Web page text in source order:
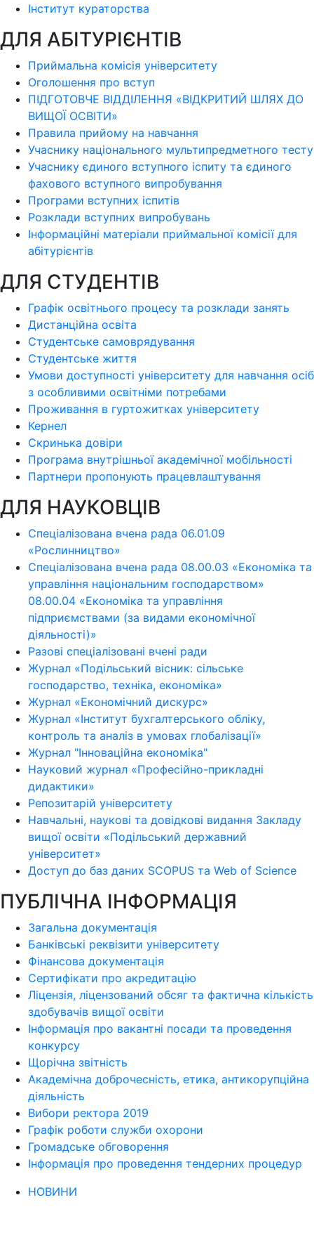
Інститут кураторства
ДЛЯ АБІТУРІЄНТІВ
Приймальна комісія університету
Оголошення про вступ
ПІДГОТОВЧЕ ВІДДІЛЕННЯ «ВІДКРИТИЙ ШЛЯХ ДО
ВИЩОЇ ОСВІТИ»
Правила прийому на навчання
Учаснику національного мультипредметного тесту
Учаснику єдиного вступного іспиту та єдиного
фахового вступного випробування
Програми вступних іспитів
Розклади вступних випробувань
Інформаційні матеріали приймальної комісії для
абітурієнтів
ДЛЯ СТУДЕНТІВ
Графік освітнього процесу та розклади занять
Дистанційна освіта
Студентське самоврядування
Студентське життя
Умови доступності університету для навчання осіб
з особливими освітніми потребами
Проживання в гуртожитках університету
Кернел
Скринька довіри
Програма внутрішньої академічної мобільності
Партнери пропонують працевлаштування
ДЛЯ НАУКОВЦІВ
Спеціалізована вчена рада 06.01.09
«Рослинництво»
Спеціалізована вчена рада 08.00.03 «Економіка та
управління національним господарством»
08.00.04 «Економіка та управління
підприємствами (за видами економічної
діяльності)»
Разові спеціалізовані вчені ради
Журнал «Подільський вісник: сільське
господарство, техніка, економіка»
Журнал «Економічний дискурс»
Журнал «Інститут бухгалтерського обліку,
контроль та аналіз в умовах глобалізації»
Журнал "Інноваційна економіка"
Науковий журнал «Професійно-прикладні
дидактики»
Репозитарій університету
Навчальні, наукові та довідкові видання Закладу
вищої освіти «Подільський державний
університет»
Доступ до баз даних SCOPUS та Web of Science
ПУБЛІЧНА ІНФОРМАЦІЯ
Загальна документація
Банківські реквізити університету
Фінансова документація
Сертифікати про акредитацію
Ліцензія, ліцензований обсяг та фактична кількість
здобувачів вищої освіти
Інформація про вакантні посади та проведення
конкурсу
Щорічна звітність
Академічна доброчесність, етика, антикорупційна
діяльність
Вибори ректора 2019
Графік роботи служби охорони
Громадське обговорення
Інформація про проведення тендерних процедур
НОВИНИ